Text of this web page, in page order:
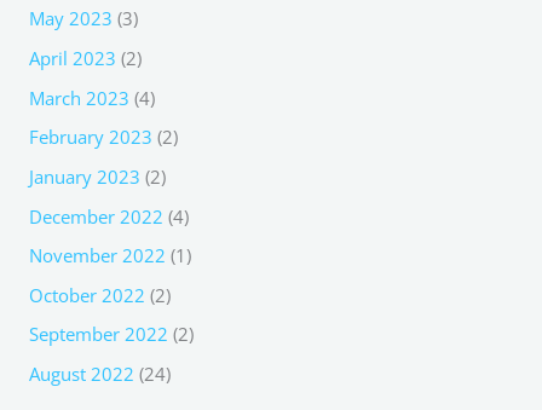
May 2023 (3)
April 2023 (2)
March 2023 (4)
February 2023 (2)
January 2023 (2)
December 2022 (4)
November 2022 (1)
October 2022 (2)
September 2022 (2)
August 2022 (24)